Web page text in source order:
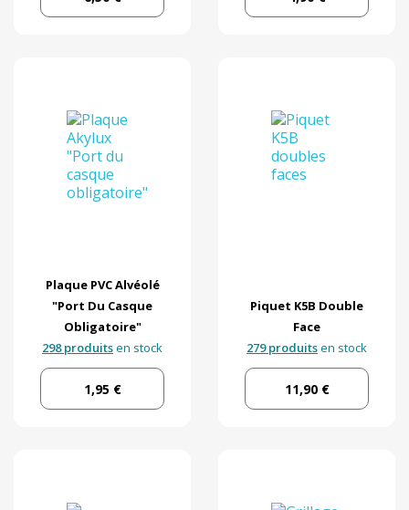
Plaque PVC Alvéolé
"Port Du Casque
Obligatoire"
298 produitsen stock
1,95 €
Piquet K5B Double
Face
279 produitsen stock
11,90 €